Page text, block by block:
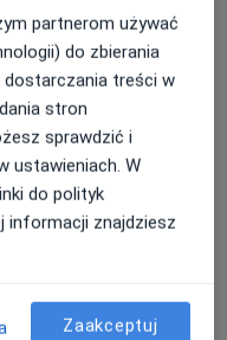
Umów wizytę
Umów wizytę
partnerom używać
do zbierania
treści w
stron
sprawdzić i
ustawieniach. W
do polityk
informacji znajdziesz
Zaakceptuj